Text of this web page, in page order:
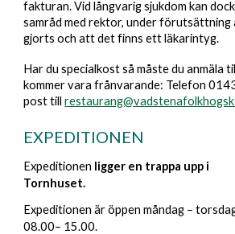
fakturan. Vid långvarig sjukdom kan
samråd med rektor, under förutsättning
gjorts och att det finns ett läkarintyg.
Har du specialkost så måste du anmäla
kommer vara frånvarande: Telefon
post till
EXPEDITIONEN
Expeditionen ligger en trappa upp i
Tornhuset.
Expeditionen äröppen måndag –
08.00– 15.00.